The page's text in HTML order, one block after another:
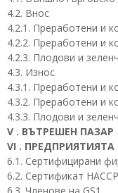
4.2. Внос
4.2.1. Преработени и
4.2.2. Преработени и
4.2.3. Плодови и
4.3. Износ
4.3.1. Преработени и
4.3.2. Преработени и
4.3.3. Плодови и
V . ВЪТРЕШЕН ПАЗАР
VI .
6.1. Сертифицирани
6.2. Сертификат HACCP